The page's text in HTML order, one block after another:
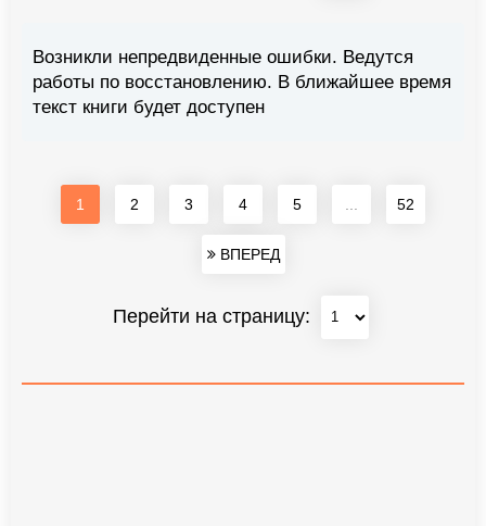
Возникли непредвиденные ошибки. Ведутся
работы по восстановлению. В ближайшее время
текст книги будет доступен
1 2 3 4 5 52
ВПЕРЕД
Перейти на страницу: